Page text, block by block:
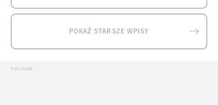
POKAŻ STARSZE WPISY
REKLAMA